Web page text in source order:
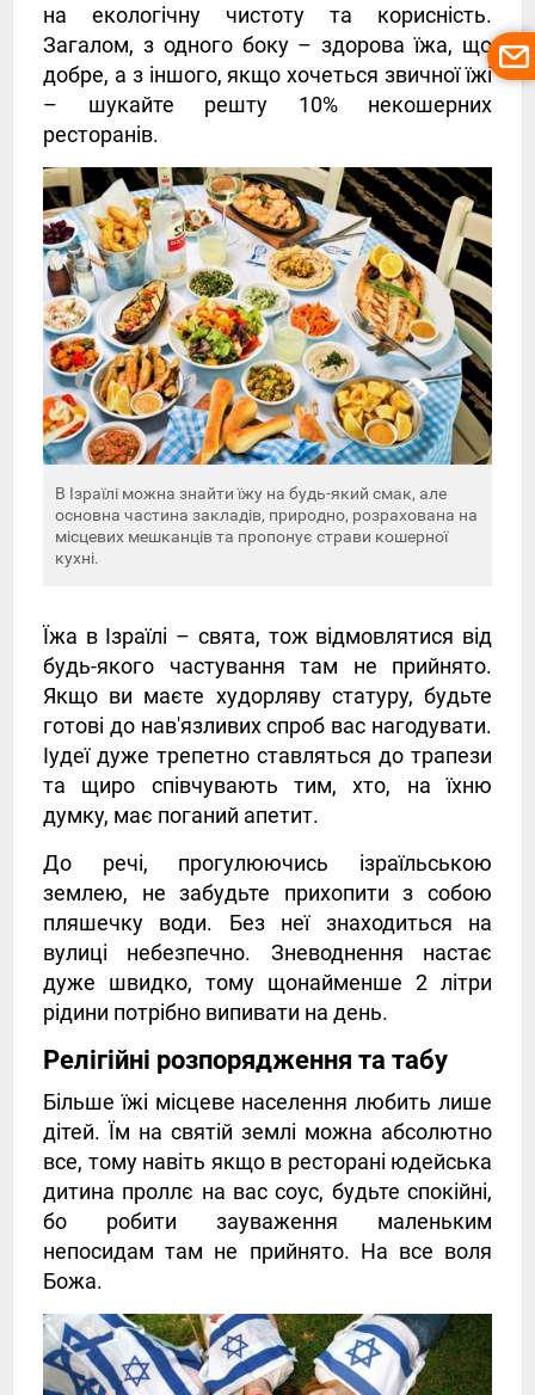
на екологічну чистоту та корисність.
Загалом, з одного боку – здорова їжа, що
добре, а з іншого, якщо хочеться звичної їжі
– шукайте решту 10% некошерних
ресторанів.
В Ізраїлі можна знайти їжу на будь-який смак, але
основна частина закладів, природно, розрахована на
місцевих мешканців та пропонує страви кошерної
кухні.
Їжа в Ізраїлі – свята, тож відмовлятися від
будь-якого частування там не прийнято.
Якщо ви маєте худорляву статуру, будьте
готові до нав'язливих спроб вас нагодувати.
Іудеї дуже трепетно ​​ставляться до трапези
та щиро співчувають тим, хто, на їхню
думку, має поганий апетит.
До речі, прогулюючись ізраїльською
землею, не забудьте прихопити з собою
пляшечку води. Без неї знаходиться на
вулиці небезпечно. Зневоднення настає
дуже швидко, тому щонайменше 2 літри
рідини потрібно випивати на день.
Релігійні розпорядження та табу
Більше їжі місцеве населення любить лише
дітей. Їм на святій землі можна абсолютно
все, тому навіть якщо в ресторані юдейська
дитина проллє на вас соус, будьте спокійні,
бо робити зауваження маленьким
непосидам там не прийнято. На все воля
Божа.